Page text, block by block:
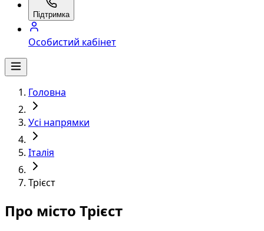
Підтримка
Особистий кабінет
Головна
Усі напрямки
Італія
Трієст
Про місто Трієст